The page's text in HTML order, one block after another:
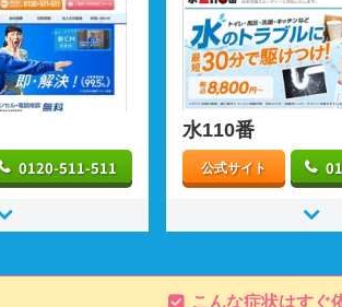
0120-511-511
水110番
公式サイト
こんな症状はすぐ